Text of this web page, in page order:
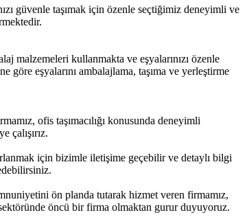
güvenle taşımak için özenle seçtiğimiz deneyimli ve
malzemeleri kullanmakta ve eşyalarınızı özenle
göre eşyalarını ambalajlama, taşıma ve yerleştirme
ofis taşımacılığı konusunda deneyimli
çalışırız.
için bizimle iletişime geçebilir ve detaylı bilgi
ön planda tutarak hizmet veren firmamız,
sektöründe öncü bir firma olmaktan gurur duyuyoruz.